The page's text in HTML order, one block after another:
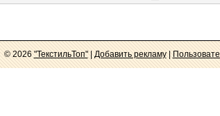
© 2026"ТекстильТоп"|Добавить рекламу|